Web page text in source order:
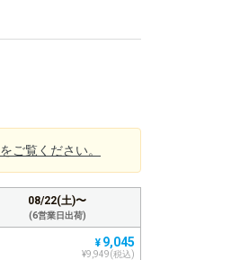
をご覧ください。
08/22(土)〜
(6営業日出荷)
¥ 9,045
¥9,949(税込)